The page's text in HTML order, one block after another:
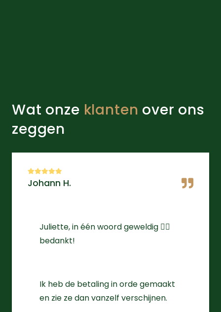
Wat onze klanten over ons
zeggen
Johann H.
Juliette, in één woord geweldig 👌🏻
bedankt!
Ik heb de betaling in orde gemaakt
en zie ze dan vanzelf verschijnen.